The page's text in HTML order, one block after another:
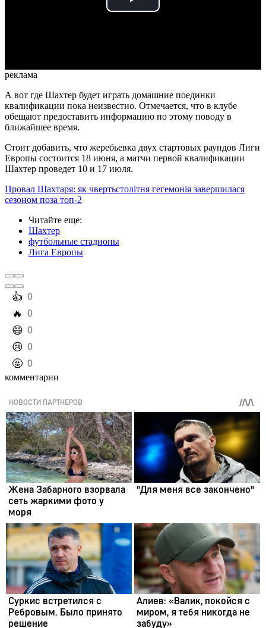
Play
реклама
А вот где Шахтер будет играть домашние поединки
квалификации пока неизвестно. Отмечается, что в клубе
обещают предоставить информацию по этому поводу в
ближайшее время.
Стоит добавить, что жеребьевка двух стартовых раундов Лиги
Европы состоится 18 июня, а матчи первой квалификации
Шахтер проведет 10 и 17 июля.
Провал Шахтаря: як чвертьстолітня гегемонія завершилася
сезоном поза топ-2
Читайте еще:
Шахтер
футбольные стадионы
Лига Европы
️👍 0
️🔥 0
️😄 0
️😢 0
️🤬 0
комментарии